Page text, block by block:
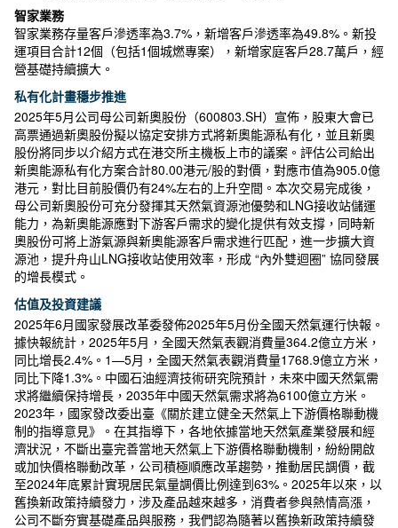
智家業務
智家業務存量客戶滲透率為3.7%，新增客戶滲透率為49.8%。新投
運項目合計12個（包括1個城燃專案），新增家庭客戶28.7萬戶，經
營基礎持續擴大。
私有化計畫穩步推進
2025年5月公司母公司新奧股份（600803.SH）宣佈，股東大會已
高票通過新奧股份擬以協定安排方式將新奧能源私有化，並且新奧
股份將同步以介紹方式在港交所主機板上市的議案。評估公司給出
新奧能源私有化方案合計80.00港元/股的對價，對應市值為905.0億
港元，對比目前股價仍有24%左右的上升空間。本次交易完成後，
母公司新奧股份可充分發揮其天然氣資源池優勢和LNG接收站儲運
能力，為新奧能源應對下游客戶需求的變化提供有效支撐，同時新
奧股份可將上游氣源與新奧能源客戶需求進行匹配，進一步擴大資
源池，提升舟山LNG接收站使用效率，形成 “內外雙迴圈” 協同發展
的增長模式。
估值及投資建議
2025年6月國家發展改革委發佈2025年5月份全國天然氣運行快報。
據快報統計，2025年5月，全國天然氣表觀消費量364.2億立方米，
同比增長2.4%。1—5月，全國天然氣表觀消費量1768.9億立方米，
同比下降1.3%。中國石油經濟技術研究院預計，未來中國天然氣需
求將繼續保持增長，2035年中國天然氣需求將為6100億立方米。
2023年，國家發改委出臺《關於建立健全天然氣上下游價格聯動機
制的指導意見》。在其指導下，各地依據當地天然氣產業發展和經
濟狀況，不斷出臺完善當地天然氣上下游價格聯動機制，紛紛開啟
或加快價格聯動改革，公司積極順應改革趨勢，推動居民調價，截
至2024年底累計實現居民氣量調價比例達到63%。2025年以來，以
舊換新政策持續發力，涉及產品越來越多，消費者參與熱情高漲，
公司不斷夯實基礎產品與服務，我們認為隨著以舊換新政策持續發